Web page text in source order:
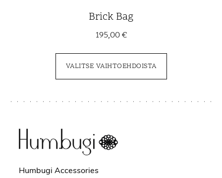
Brick Bag
195,00€
VALITSE VAIHTOEHDOISTA
Humbugi Accessories